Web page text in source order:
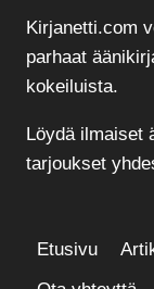
Kirjanetti.com
parhaat
kokeiluista.
Löydä ilmaiset
tarjoukset
Etusivu